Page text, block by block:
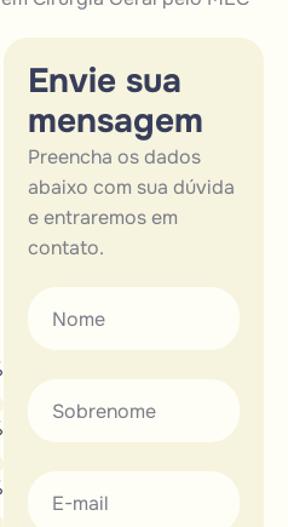
Envie sua
mensagem
Preencha os dados
abaixo com sua dúvida
e entraremos em
contato.